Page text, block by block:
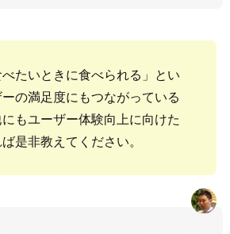
たいときに食べられる」とい
の満足度にもつながっている
もユーザー体験向上に向けた
是非教えてください。